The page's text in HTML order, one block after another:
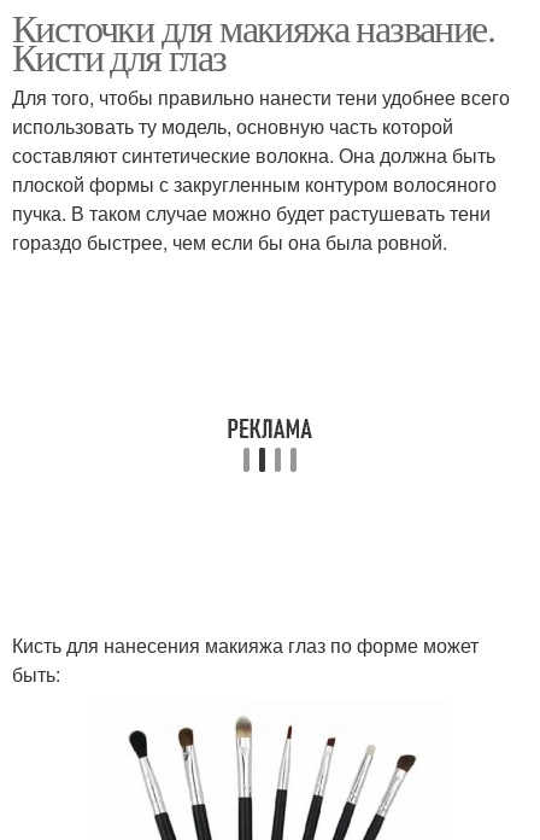
Кисточки для макияжа название.
Кисти для глаз
Для того, чтобы правильно нанести тени удобнее всего
использовать ту модель, основную часть которой
составляют синтетические волокна. Она должна быть
плоской формы с закругленным контуром волосяного
пучка. В таком случае можно будет растушевать тени
гораздо быстрее, чем если бы она была ровной.
Кисть для нанесения макияжа глаз по форме может
быть: